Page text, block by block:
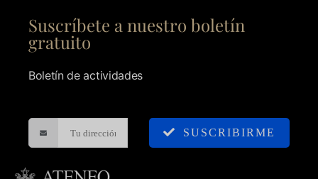
Suscríbete a nuestro boletín
gratuito
Boletín de actividades
SUSCRIBIRME